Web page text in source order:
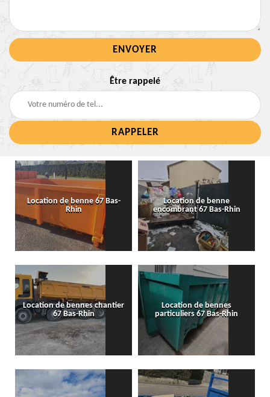
Être rappelé
Location de benne 67 Bas-
Rhin
Location de benne
encombrant 67 Bas-Rhin
Location de bennes chantier
67 Bas-Rhin
Location de bennes
particuliers 67 Bas-Rhin